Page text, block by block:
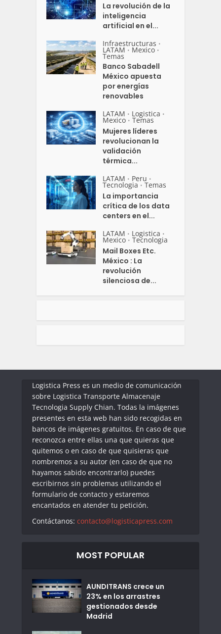
La revolución de la
inteligencia
artificial en el...
Infraestructuras •
LATAM • Mexico •
Temas
Banco Sabadell
México apuesta
por energías
renovables
LATAM • Logistica •
Mexico • Temas
Mujeres líderes
revolucionan la
validación
térmica...
LATAM • Peru •
Tecnologia • Temas
La importancia
crítica de los data
centers en el...
LATAM • Logistica •
Mexico • Tecnologia
Mail Boxes Etc.
México : La
revolución
silenciosa de...
Logistica Press es un medio de comunicación
sobre Logistica Transporte Almacenaje
Tecnologia Supply Chian. Todas la imágenes
presentes en esta web han sido recogidas en
bancos de imágenes gratuitos. En caso de que
reconozca entre ellas una que quieras que
quitemos o en caso de que quisieras que
nombremos a su autor (en caso de que no
hayamos sabido encontrarlo) puedes
escribirnos sin problemas utilizando el
formulario de contacto y estaremos
encantados en atender tu petición.
Contáctanos: contacto@logisticapress.com
MOST POPULAR
AUNDITRANS crece un
23% en los arrastres
gestionados desde
Madrid